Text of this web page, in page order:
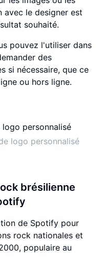
avec le designer est
souhaité.
pouvez l'utiliser dans
des
si nécessaire, que ce
ou hors ligne.
logo personnalisé
brésilienne
de Spotify pour
rock nationales et
populaire au